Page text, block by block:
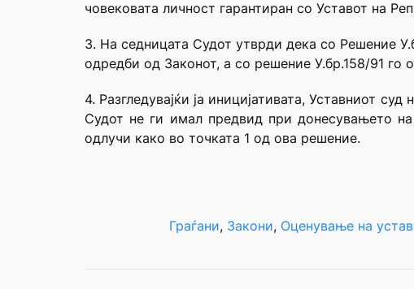
човековата личност гарантиран со Уставот на
3. На седницата Судот утврди дека со Решение
одредби од Законот, а со решение У.бр.158/91 го
4. Разгледувајќи ја иницијативата, Уставниот
Судот не ги имал предвид при донесувањето
одлучи како во точката 1 од ова решение.
Граѓани, Закони, Оценување на